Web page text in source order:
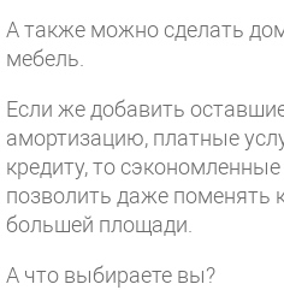
А также можно сделать
мебель.
Если же добавить
амортизацию, платные
кредиту, то
позволить даже поменять
большей площади.
А что выбираете вы?